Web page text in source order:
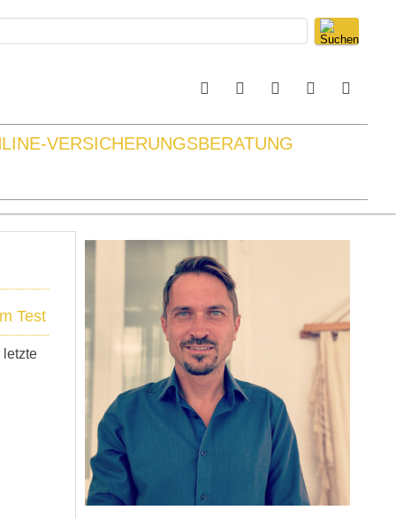
VERSICHERUNGSBERATUNG
Test
letzte